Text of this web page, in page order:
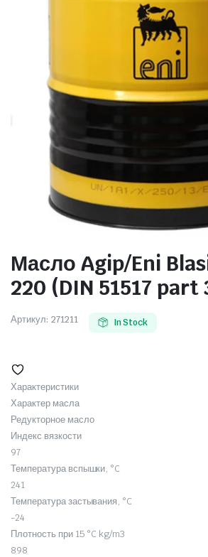
Масло Agip/Eni
220 (DIN 51517 part
Артикул: 271211 In Stock
Характеристики
Характер масла
Редукторное масло
Индекс вязкости
97
Температура вспышки, °C
241
Температура застывания, °C
-24
Плотность при 15 °C kg/m3
898